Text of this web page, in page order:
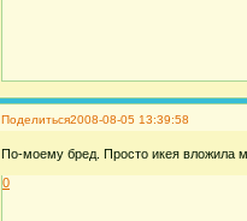
Поделиться2008-08-05 13:39:58
По-моему бред. Просто икея вложила
0